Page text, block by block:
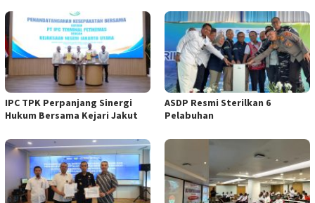
IPC TPK Perpanjang Sinergi
Hukum Bersama Kejari Jakut
ASDP Resmi Sterilkan 6
Pelabuhan